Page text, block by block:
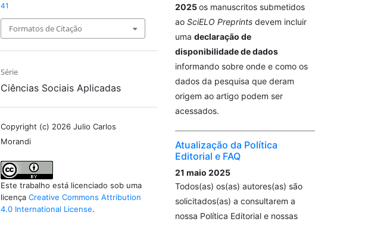
41
Formatos de Citação
Série
Ciências Sociais Aplicadas
Copyright (c) 2026 Julio Carlos
Morandi
Este trabalho está licenciado sob uma
licençaCreative Commons Attribution
4.0 International License.
2025os manuscritos submetidos
ao SciELO Preprintsdevem incluir
uma declaração de
disponibilidade de dados
informando sobre onde e como os
dados da pesquisa que deram
origem ao artigo podem ser
acessados.
Atualização da Política
Editorial e FAQ
21 maio 2025
Todos(as) os(as) autores(as) são
solicitados(as) a consultarem a
nossa Política Editorial e nossas